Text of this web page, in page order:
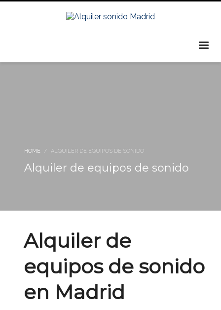
HOME ALQUILER DE EQUIPOS DE SONIDO
Alquiler de equipos de sonido
Alquiler de
equipos de sonido
en Madrid